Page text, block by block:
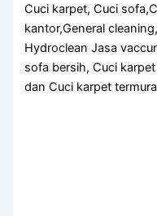
Cuci karpet, Cuci
kantor,General
Hydroclean Jasa
sofa bersih, Cuci
dan Cuci karpet